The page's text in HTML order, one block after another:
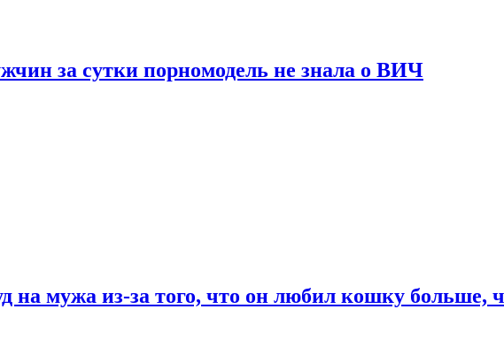
за сутки порномодель не знала о ВИЧ
на мужа из-за того, что он любил кошку больше,